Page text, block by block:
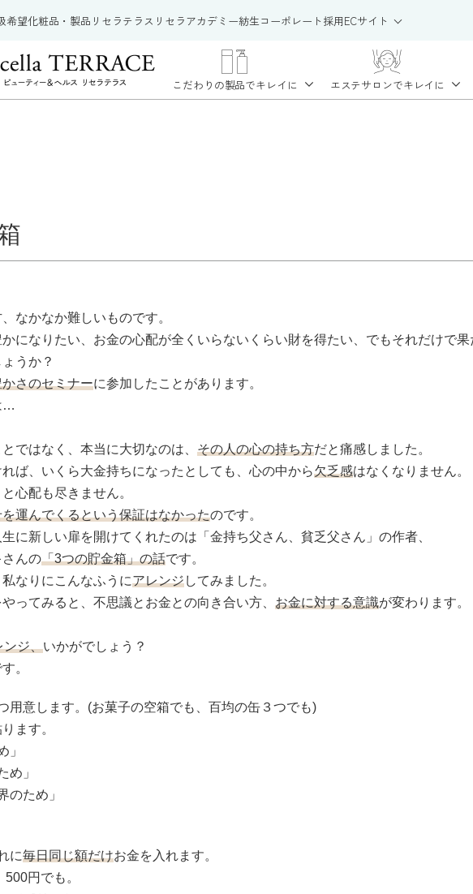
希望化粧品・製品 リセラテラス リセラアカデミー紡生コーポレート採用ECサイト
こだわりの製品でキレイに エステサロンでキレイに
なかなか難しいものです。
になりたい、お金の心配が全くいらないくらい財を得たい、でもそれだけで果
うか？
かさのセミナーに参加したことがあります。
…
ではなく、本当に大切なのは、 その人の心の持ち方だと痛感しました。
ば、いくら大金持ちになったとしても、心の中から欠乏感はなくなりません。
心配も尽きません。
運んでくるという保証はなかったのです。
に新しい扉を開けてくれたのは「金持ち父さん、貧乏父さん」の作者、
さんの「3つの貯金箱」の話です。
なりにこんなふうにアレンジしてみました。
ってみると、不思議とお金との向き合い方、 お金に対する意識が変わります。
ンジ、いかがでしょう？
。
用意します。(お菓子の空箱でも、百均の缶３つでも)
ます。
」
め」
のため」
に毎日同じ額だけお金を入れます。
円でも。